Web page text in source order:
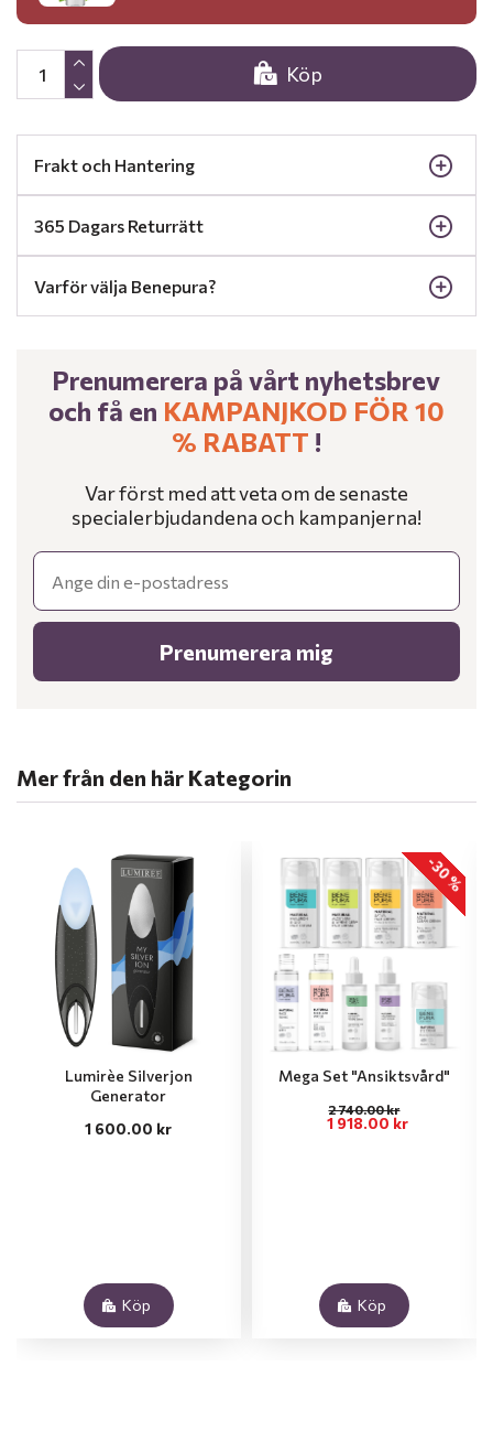
Köp
Frakt och Hantering
365 Dagars Returrätt
Varför välja Benepura?
Prenumerera på vårt nyhetsbrev
och få en KAMPANJKOD FÖR 10
% RABATT​ !
Var först med att veta om de senaste
specialerbjudandena och kampanjerna!
Email
Prenumerera mig
Mer från den här Kategorin
Lumirèe Silverjon
Generator
1 600.00 kr
Köp
-30 %
Mega Set "Ansiktsvård"
1 918.00 kr
2 740.00 kr
Köp